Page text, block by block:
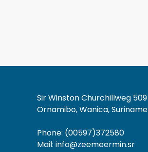
Sir Winston Churchillweg 509
Ornamibo, Wanica, Suriname
Phone: (00597)372580
Mail: info@zeemeermin.sr